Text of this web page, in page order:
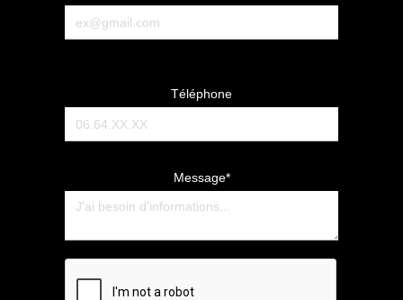
Téléphone
Message*